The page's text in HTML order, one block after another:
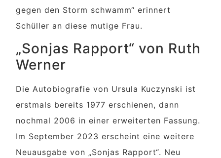
gegen den Storm schwamm“ erinnert
Schüller an diese mutige Frau.
„Sonjas Rapport“ von Ruth
Werner
Die Autobiografie von Ursula Kuczynski ist
erstmals bereits 1977 erschienen, dann
nochmal 2006 in einer erweiterten Fassung.
Im September 2023 erscheint eine weitere
Neuausgabe von „Sonjas Rapport“. Neu